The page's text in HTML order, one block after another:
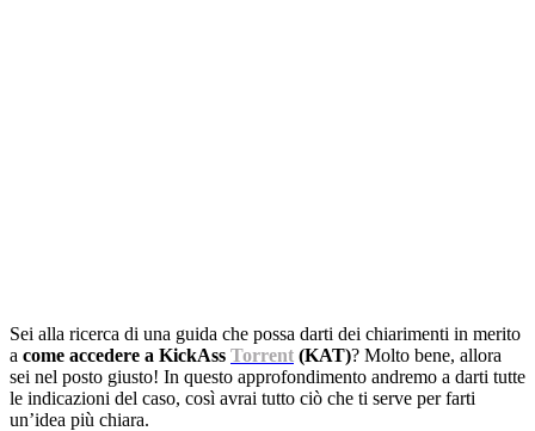
Sei alla ricerca di una guida che possa darti dei chiarimenti in merito
a come accedere a KickAss Torrent (KAT)? Molto bene, allora
sei nel posto giusto! In questo approfondimento andremo a darti tutte
le indicazioni del caso, così avrai tutto ciò che ti serve per farti
un’idea più chiara.